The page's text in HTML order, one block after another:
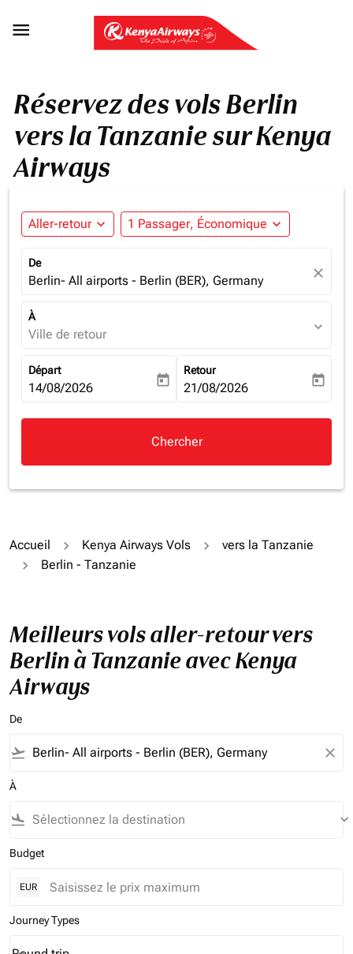

Réservez des vols Berlin
vers la Tanzanie sur Kenya
Airways
Aller-retour expand_more 1 Passager, Économique expand_more
De
Berlin- All airports - Berlin (BER), Germany close
À
Ville de retour expand_more
Départ
fc-booking-departure-date-aria-label
14/08/2026 today
Retour
fc-booking-return-date-aria-
21/08/2026 today
Chercher
Accueil Kenya Airways Vols
vers la Tanzanie
Berlin - Tanzanie
Meilleurs vols aller-retour vers
Berlin à Tanzanie avec Kenya
Airways
De
flight_takeoff close
À
flight_land keyboard_arrow_down
Budget
EUR
Journey Types